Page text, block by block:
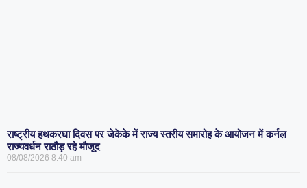
राष्ट्रीय हथकरघा दिवस पर जेकेके में राज्य स्तरीय समारोह के आयोजन में कर्नल
राज्यवर्धन राठौड़ रहे मौजूद
08/08/2026 8:40 am